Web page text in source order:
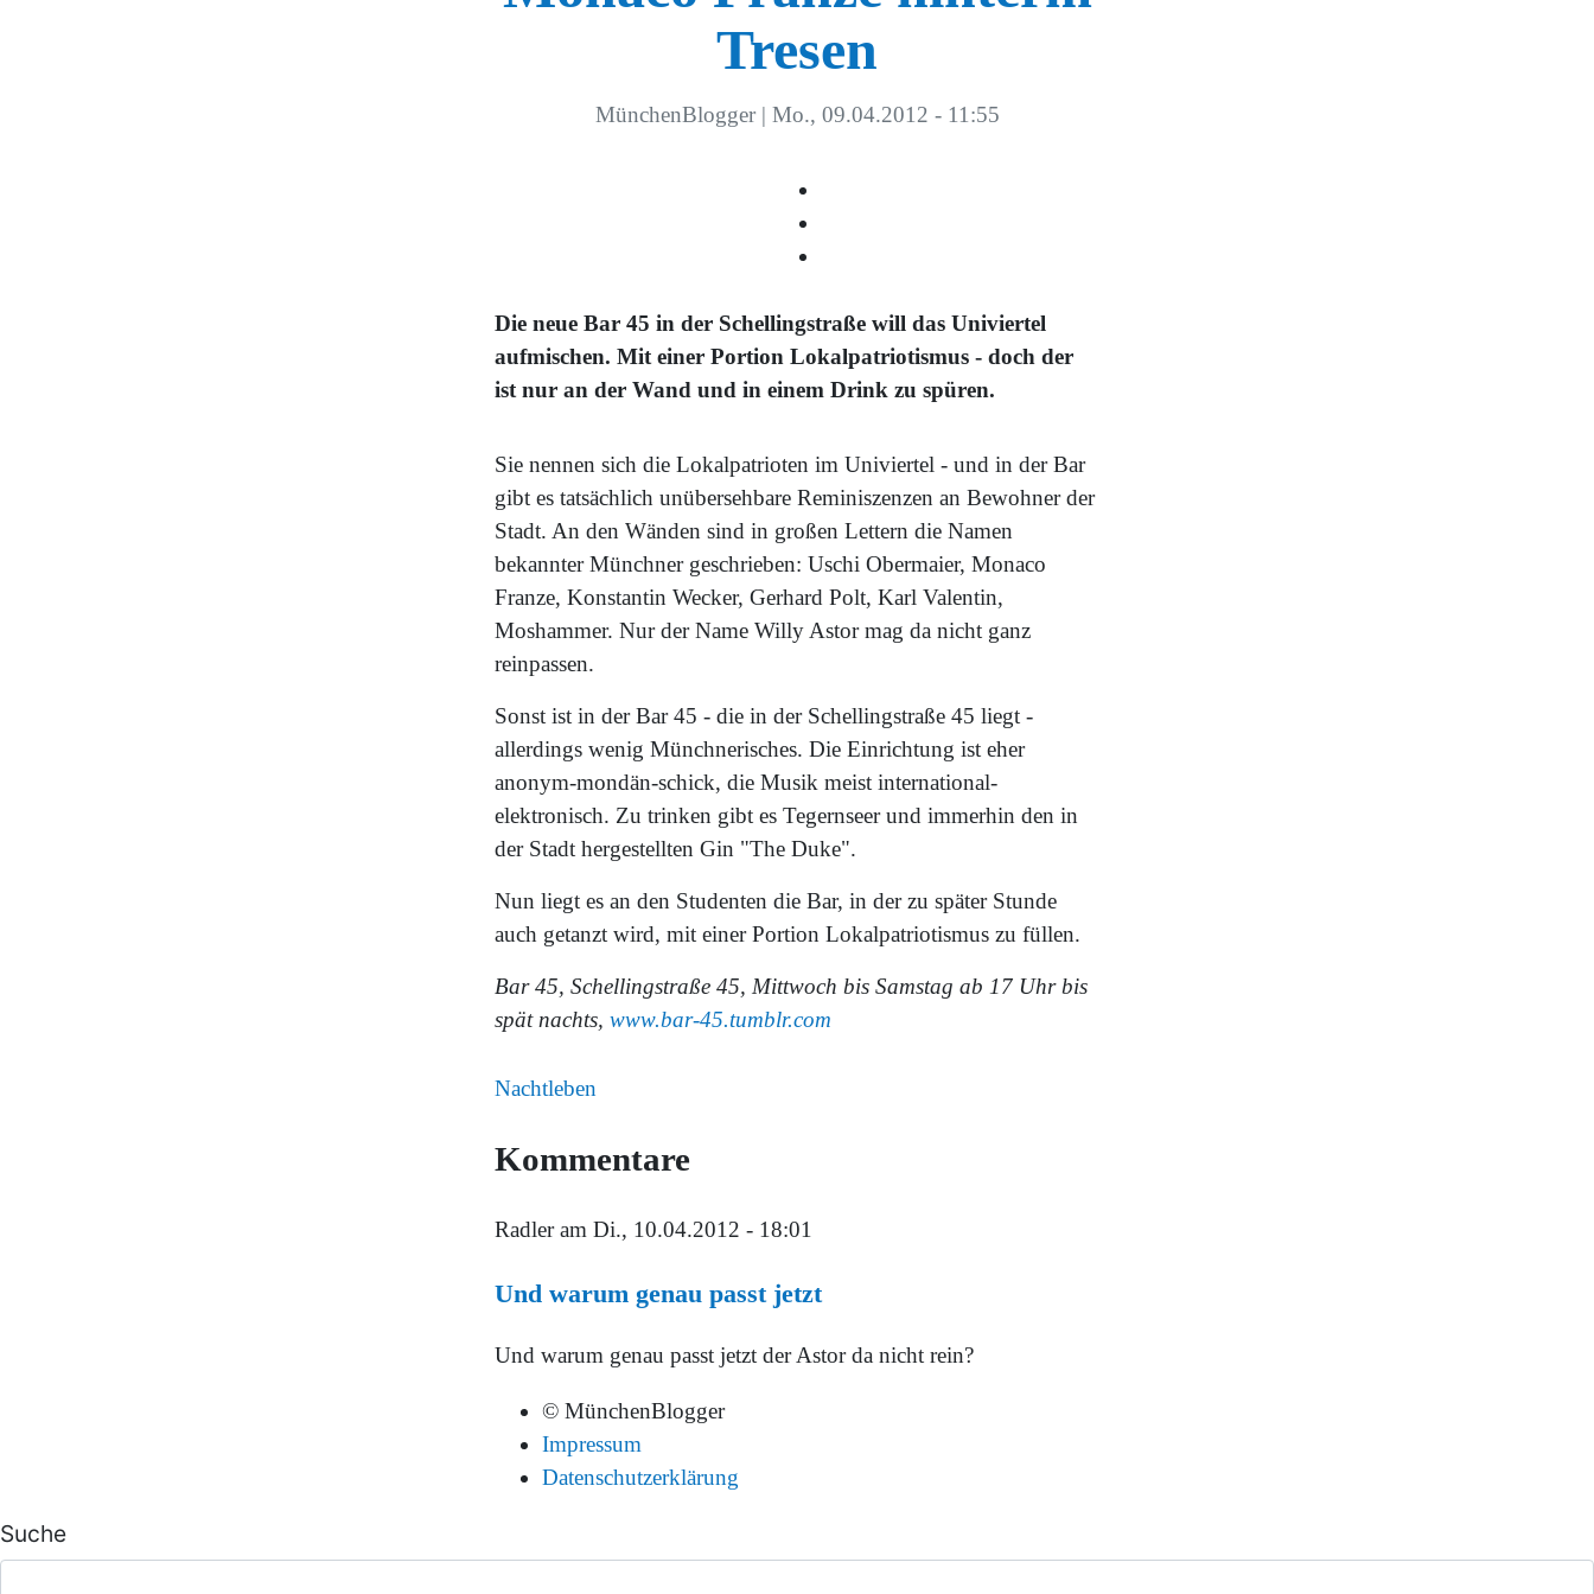
Tresen
MünchenBlogger | Mo., 09.04.2012 - 11:55
Die neue Bar 45 in der Schellingstraße will das Univiertel
aufmischen. Mit einer Portion Lokalpatriotismus - doch der
ist nur an der Wand und in einem Drink zu spüren.
Sie nennen sich die Lokalpatrioten im Univiertel - und in der Bar
gibt es tatsächlich unübersehbare Reminiszenzen an Bewohner der
Stadt. An den Wänden sind in großen Lettern die Namen
bekannter Münchner geschrieben: Uschi Obermaier, Monaco
Franze, Konstantin Wecker, Gerhard Polt, Karl Valentin,
Moshammer. Nur der Name Willy Astor mag da nicht ganz
reinpassen.
Sonst ist in der Bar 45 - die in der Schellingstraße 45 liegt -
allerdings wenig Münchnerisches. Die Einrichtung ist eher
anonym-mondän-schick, die Musik meist international-
elektronisch. Zu trinken gibt es Tegernseer und immerhin den in
der Stadt hergestellten Gin "The Duke".
Nun liegt es an den Studenten die Bar, in der zu später Stunde
auch getanzt wird, mit einer Portion Lokalpatriotismus zu füllen.
Bar 45, Schellingstraße 45, Mittwoch bis Samstag ab 17 Uhr bis
spät nachts, www.bar-45.tumblr.com
Nachtleben
Kommentare
Radleram Di., 10.04.2012 - 18:01
Und warum genau passt jetzt
Und warum genau passt jetzt der Astor da nicht rein?
© MünchenBlogger
Impressum
Datenschutzerklärung
Suche